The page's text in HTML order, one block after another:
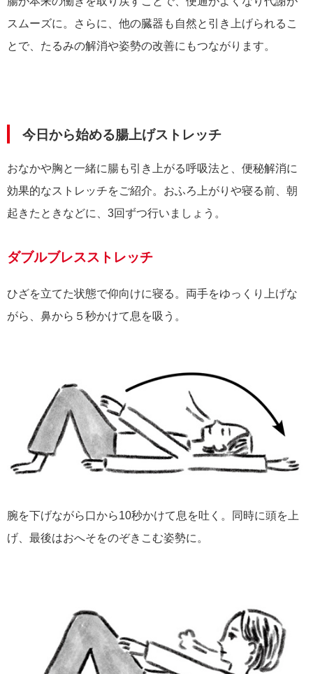
スムーズに。さらに、他の臓器も自然と引き上げられるこ
とで、たるみの解消や姿勢の改善にもつながります。
今日から始める腸上げストレッチ
おなかや胸と一緒に腸も引き上がる呼吸法と、便秘解消に
効果的なストレッチをご紹介。おふろ上がりや寝る前、朝
起きたときなどに、3回ずつ行いましょう。
ダブルブレスストレッチ
ひざを立てた状態で仰向けに寝る。両手をゆっくり上げな
がら、鼻から５秒かけて息を吸う。
腕を下げながら口から10秒かけて息を吐く。同時に頭を上
げ、最後はおへそをのぞきこむ姿勢に。